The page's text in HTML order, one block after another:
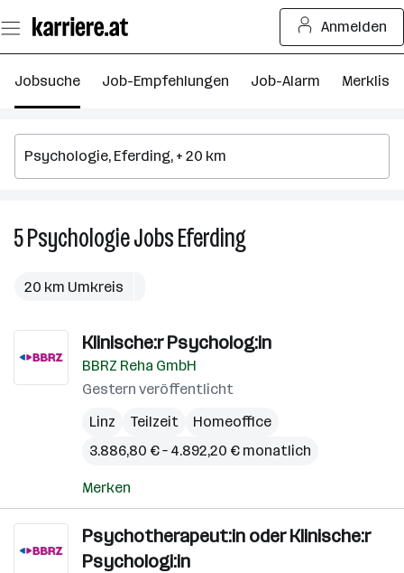
Seiteninhalt
springen
Anmelden
Jobsuche Job-Empfehlungen Job-Alarm Merkliste
5PsychologieJobsEferding5
Psychologie
20 km Umkreis
Klinische:r Psycholog:in
BBRZ Reha GmbH
Gestern veröffentlicht
Linz
Teilzeit
Homeoffice
3.886,80 € – 4.892,20 € monatlich
Merken
Psychotherapeut:in oder Klinische:r
Psychologi:in